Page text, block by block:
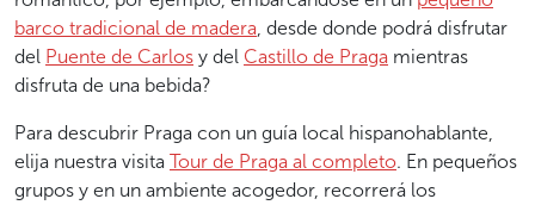
barco tradicional de madera , desde donde podrá disfrutar
del Puente de Carlos y del Castillo de Praga mientras
disfruta de una bebida?
Para descubrir Praga con un guía local hispanohablante,
elija nuestra visita Tour de Praga al completo. En pequeños
grupos y en un ambiente acogedor, recorrerá los